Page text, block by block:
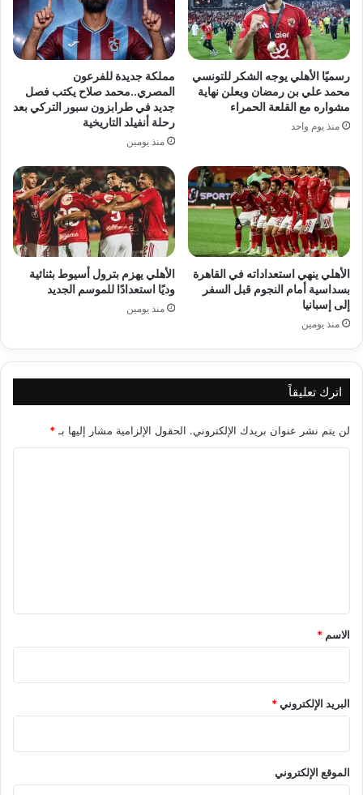
رسميًا الأهلي يوجه الشكر للتونسي
محمد علي بن رمضان ويعلن نهاية
مشواره مع القلعة الحمراء
منذ يوم واحد
مملكة جديدة للفرعون
المصري..محمد صلاح يكتب فصل
جديد في طرابزون سبور التركي بعد
رحلة أنفيلد التاريخية
منذ يومين
الأهلي ينهي استعداداته في القاهرة
بسداسية أمام النجوم قبل السفر
إلى إسبانيا
منذ يومين
الأهلي يهزم بترول أسيوط بثنائية
وديًا استعدادًا للموسم الجديد
منذ يومين
اترك تعليقاً
لن يتم نشر عنوان بريدك الإلكتروني. الحقول الإلزامية مشار إليها بـ *
*
الاسم *
البريد الإلكتروني*
الموقع الإلكتروني